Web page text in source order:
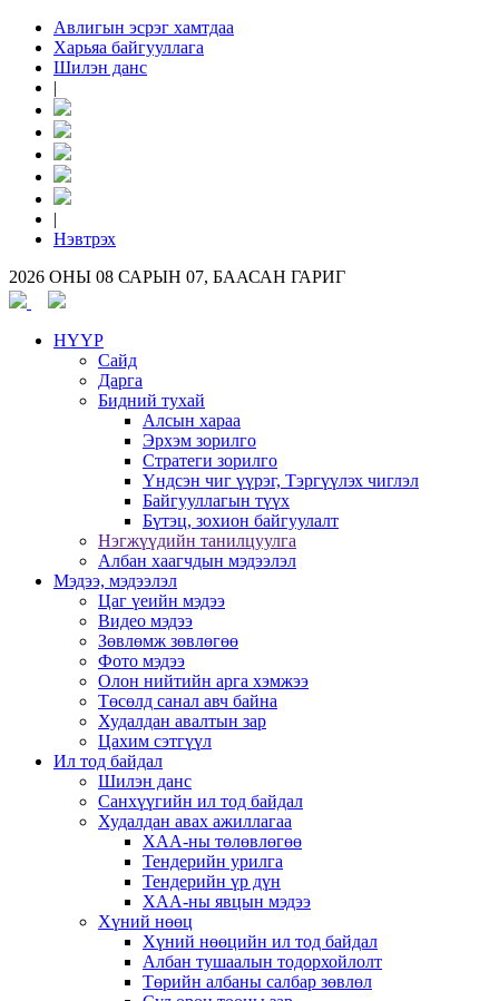
Авлигын эсрэг хамтдаа
Харьяа байгууллага
Шилэн данс
|
|
Нэвтрэх
2026 ОНЫ 08 САРЫН 07, БААСАН ГАРИГ
НҮҮР
Сайд
Дарга
Бидний тухай
Алсын хараа
Эрхэм зорилго
Стратеги зорилго
Үндсэн чиг үүрэг, Тэргүүлэх чиглэл
Байгууллагын түүх
Бүтэц, зохион байгуулалт
Нэгжүүдийн танилцуулга
Албан хаагчдын мэдээлэл
Мэдээ, мэдээлэл
Цаг үеийн мэдээ
Видео мэдээ
Зөвлөмж зөвлөгөө
Фото мэдээ
Олон нийтийн арга хэмжээ
Төсөлд санал авч байна
Худалдан авалтын зар
Цахим сэтгүүл
Ил тод байдал
Шилэн данс
Санхүүгийн ил тод байдал
Худалдан авах ажиллагаа
ХАА-ны төлөвлөгөө
Тендерийн урилга
Тендерийн үр дүн
ХАА-ны явцын мэдээ
Хүний нөөц
Хүний нөөцийн ил тод байдал
Албан тушаалын тодорхойлолт
Төрийн албаны салбар зөвлөл